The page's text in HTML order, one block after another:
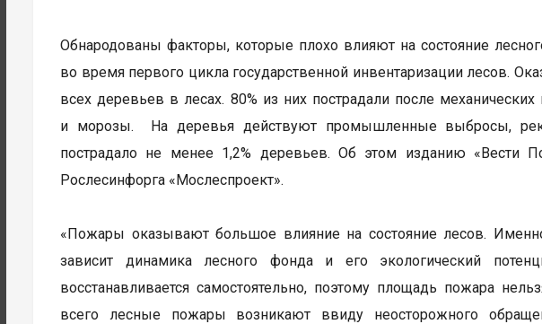
Обнародованы факторы, которые плохо влияют на состояние
во время первого цикла государственной инвентаризации лесов.
всех деревьев в лесах. 80% из них пострадали после
и морозы. На деревья действуют промышленные выбросы,
пострадало не менее 1,2% деревьев. Об этом изданию «Вести
Рослесинфорга «Мослеспроект».
«Пожары оказывают большое влияние на состояние лесов.
зависит динамика лесного фонда и его экологический
восстанавливается самостоятельно, поэтому площадь пожара
всего лесные пожары возникают ввиду неосторожного